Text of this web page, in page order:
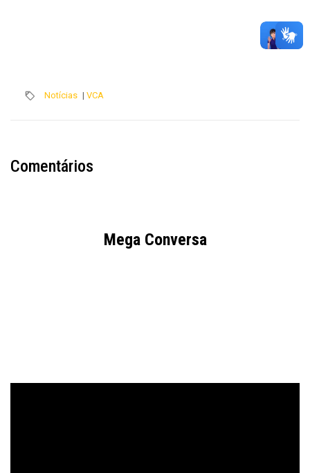
Notícias | VCA
Comentários
Mega Conversa